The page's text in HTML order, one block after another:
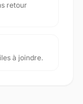
retour
à joindre.